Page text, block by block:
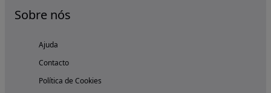
Sobre nós
Ajuda
Contacto
Política de Cookies